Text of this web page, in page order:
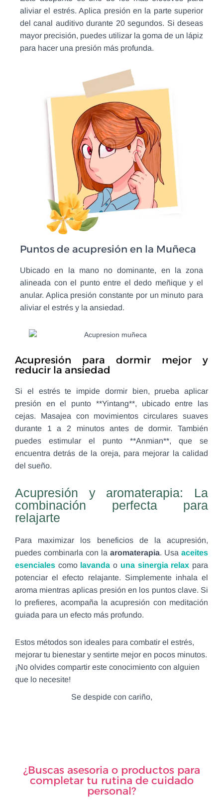
aliviar el estrés. Aplica presión en la parte superior
del canal auditivo durante 20 segundos. Si deseas
mayor precisión, puedes utilizar la goma de un lápiz
para hacer una presión más profunda.
Puntos de acupresión en la Muñeca
Ubicado en la mano no dominante, en la zona
alineada con el punto entre el dedo meñique y el
anular. Aplica presión constante por un minuto para
aliviar el estrés y la ansiedad.
Acupresión para dormir mejor y
reducir la ansiedad
Si el estrés te impide dormir bien, prueba aplicar
presión en el punto **Yintang**, ubicado entre las
cejas. Masajea con movimientos circulares suaves
durante 1 a 2 minutos antes de dormir. También
puedes estimular el punto **Anmian**, que se
encuentra detrás de la oreja, para mejorar la calidad
del sueño.
Acupresión y aromaterapia: La
combinación perfecta para
relajarte
Para maximizar los beneficios de la acupresión,
puedes combinarla con la aromaterapia. Usa aceites
esenciales como lavanda o una sinergia relax para
potenciar el efecto relajante. Simplemente inhala el
aroma mientras aplicas presión en los puntos clave. Si
lo prefieres, acompaña la acupresión con meditación
guiada para un efecto más profundo.
Estos métodos son ideales para combatir el estrés,
mejorar tu bienestar y sentirte mejor en pocos minutos.
¡No olvides compartir este conocimiento con alguien
que lo necesite!
Se despide con cariño,
¿Buscas asesoria o productos para
completar tu rutina de cuidado
personal?